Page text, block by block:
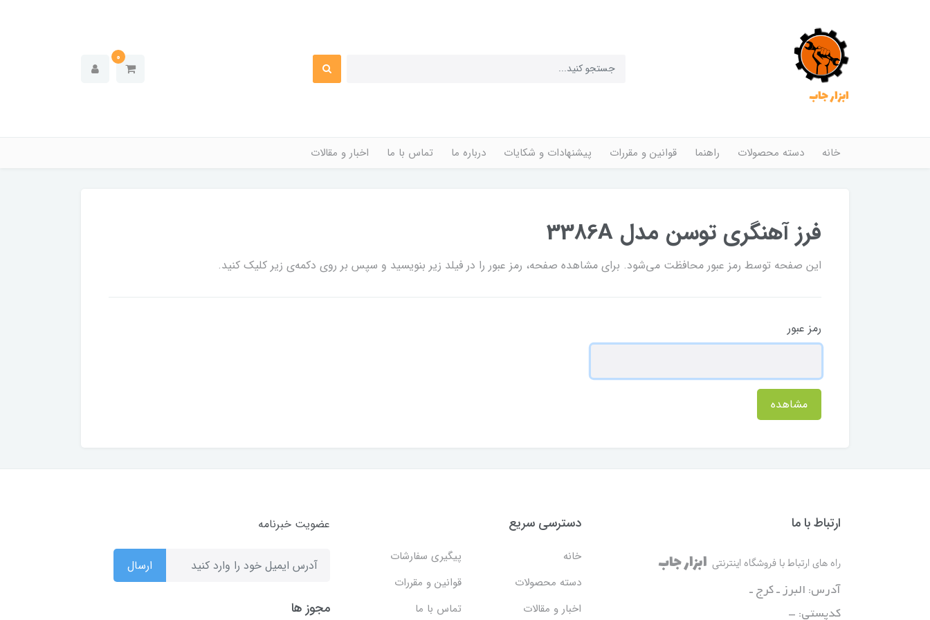
ابزار جاب
0
خانه دسته محصولات راهنما قوانین و مقررات پیشنهادات و شکایات درباره ما تماس با ما اخبار و مقالات
فرز آهنگری توسن مدل 3386A
این صفحه توسط رمز عبور محافظت می‌شود. برای مشاهده صفحه، رمز عبور را در فیلد زیر بنویسید و سپس بر روی دکمه‌ی زیر کلیک کنید.
رمز عبور
مشاهده
ارتباط با ما
راه های ارتباط با فروشگاه اینترنتی ابزار جاب
آدرس: البرز ـ کرج ـ
کدپستی: -
دسترسی سریع
خانه
پیگیری سفارشات
دسته محصولات
قوانین و مقررات
اخبار و مقالات
تماس با ما
عضویت خبرنامه
ارسال
مجوز ها